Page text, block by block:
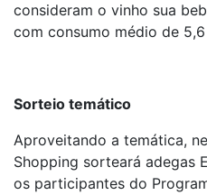
consideram o vinho sua
com consumo médio de
Sorteio temático
Aproveitando a temática,
Shopping sorteará adegas
os participantes do